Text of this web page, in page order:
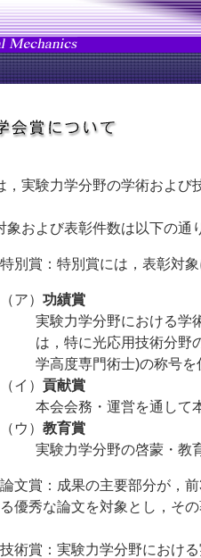
，実験力学分野の学術および
象および表彰件数は以下の通
特別賞：特別賞には，表彰対
（ア） 功績賞
実験力学分野における学
は，特に光応用技術分野
学高度専門術士)の称号を
（イ） 貢献賞
本会会務・運営を通して
（ウ） 教育賞
実験力学分野の啓蒙・教
論文賞：成果の主要部分が，
る優秀な論文を対象とし，そ
技術賞：実験力学分野におけ